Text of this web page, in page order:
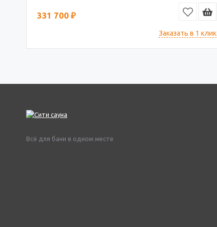
331 700 ₽
Заказать в 1 клик
Всё для бани в одном месте